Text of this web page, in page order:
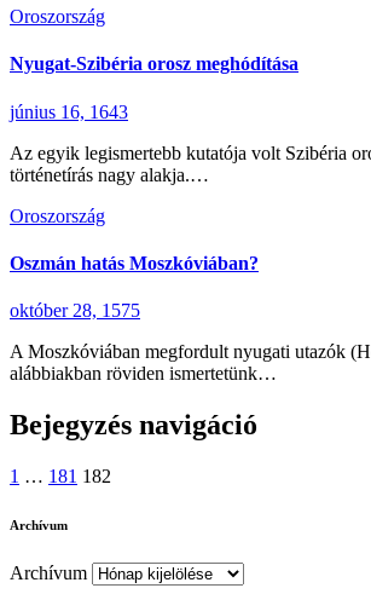
Oroszország
Nyugat-Szibéria orosz meghódítása
június 16, 1643
Az egyik legismertebb kutatója volt Szibéria
történetírás nagy alakja.…
Oroszország
Oszmán hatás Moszkóviában?
október 28, 1575
A Moszkóviában megfordult nyugati utazók
alábbiakban röviden ismertetünk…
Bejegyzés navigáció
1 … 181 182
Archívum
Archívum